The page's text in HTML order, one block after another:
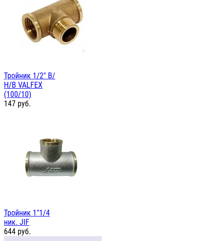
Тройник 1/2" В/
Н/В VALFEX
(100/10)
147 руб.
Тройник 1"1/4
ник. JIF
644 руб.